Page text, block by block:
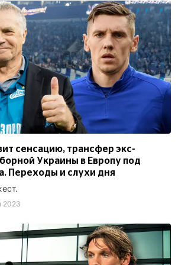
сенсацию, трансфер экс-
Украины в Европу под
Переходы и слухи дня
2023